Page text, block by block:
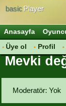
basicPlayer
Anasayfa
Üye ol
Profil
Mevki
Moderatör: Yok